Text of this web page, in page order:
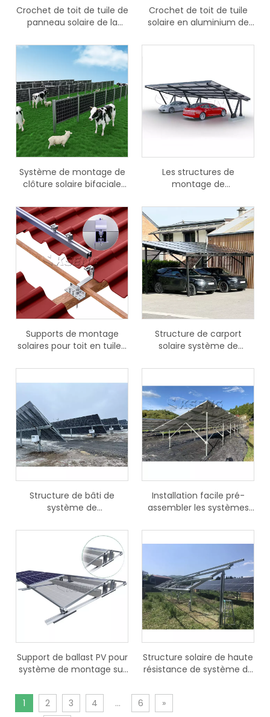
Crochet de toit de tuile de
panneau solaire de la
304
Crochet de toit de tuile
solaire en aluminium de
Système de montage de
clôture solaire bifaciale
agricole photovoltaïque
Les structures de
montage de
solaire imperméabilisent
le système de montage
de carport solaire
Supports de montage
solaires pour toit en tuiles,
aluminium
Structure de carport
solaire système de
photovoltaïque étanche
Structure de bâti de
système de
simple d'axe du traqueur
solaire 1 de KST-2PM
Installation facile pré-
assembler les systèmes
aluminium pour support
au sol PV
Support de ballast PV pour
système de montage sur
solaires de nouvelle
conception
Structure solaire de haute
résistance de système de
panneau solaire
1
2 3 4 ... 6
»